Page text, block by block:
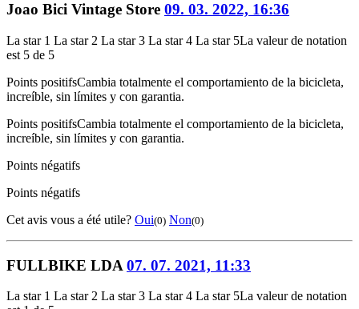
Joao Bici Vintage Store 09. 03. 2022, 16:36
La star 1 La star 2 La star 3 La star 4 La star 5La valeur de notation
est 5 de 5
Points positifsCambia totalmente el comportamiento de la bicicleta,
increíble, sin límites y con garantia.
Points positifsCambia totalmente el comportamiento de la bicicleta,
increíble, sin límites y con garantia.
Points négatifs
Points négatifs
Cet avis vous a été utile? Oui(0) Non(0)
FULLBIKE LDA 07. 07. 2021, 11:33
La star 1 La star 2 La star 3 La star 4 La star 5La valeur de notation